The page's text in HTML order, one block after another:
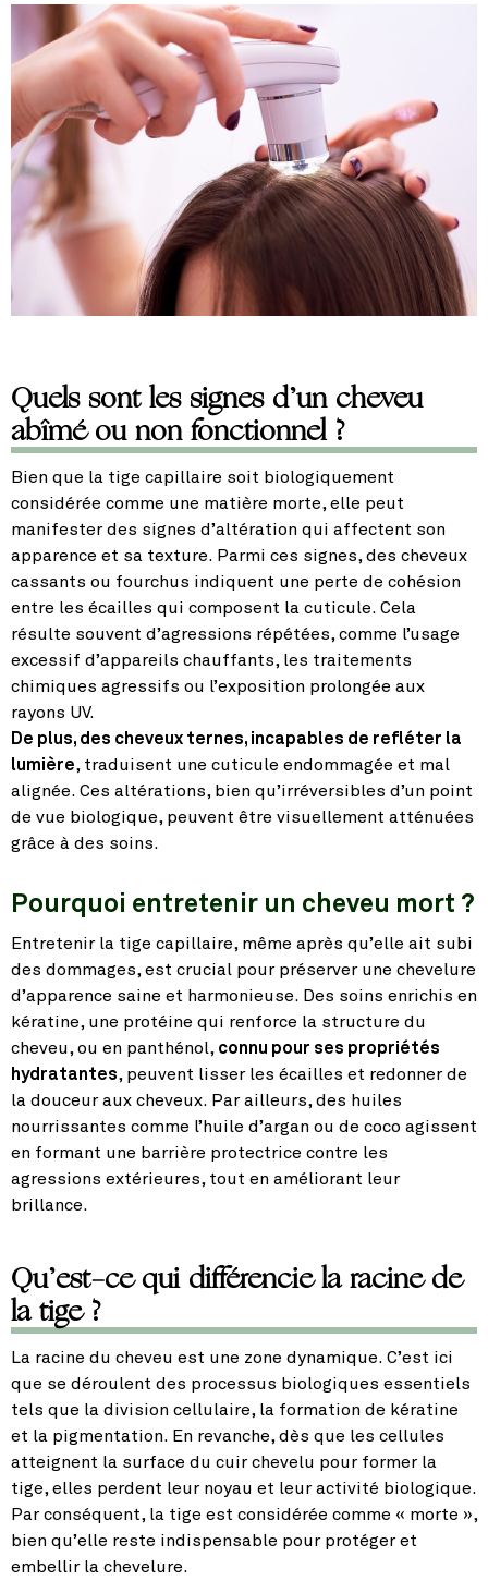
Quels sont les signes d’un cheveu
abîmé ou non fonctionnel ?
Bien que la tige capillaire soit biologiquement
considérée comme une matière morte, elle peut
manifester des signes d’altération qui affectent son
apparence et sa texture. Parmi ces signes, des cheveux
cassants ou fourchus indiquent une perte de cohésion
entre les écailles qui composent la cuticule. Cela
résulte souvent d’agressions répétées, comme l’usage
excessif d’appareils chauffants, les traitements
chimiques agressifs ou l’exposition prolongée aux
rayons UV.
De plus, des cheveux ternes, incapables de refléter la
lumière, traduisent une cuticule endommagée et mal
alignée. Ces altérations, bien qu’irréversibles d’un point
de vue biologique, peuvent être visuellement atténuées
grâce à des soins.
Pourquoi entretenir un cheveu mort ?
Entretenir la tige capillaire, même après qu’elle ait subi
des dommages, est crucial pour préserver une chevelure
d’apparence saine et harmonieuse. Des soins enrichis en
kératine, une protéine qui renforce la structure du
cheveu, ou en panthénol, connu pour ses propriétés
hydratantes, peuvent lisser les écailles et redonner de
la douceur aux cheveux. Par ailleurs, des huiles
nourrissantes comme l’huile d’argan ou de coco agissent
en formant une barrière protectrice contre les
agressions extérieures, tout en améliorant leur
brillance.
Qu’est-ce qui différencie la racine de
la tige ?
La racine du cheveu est une zone dynamique. C’est ici
que se déroulent des processus biologiques essentiels
tels que la division cellulaire, la formation de kératine
et la pigmentation. En revanche, dès que les cellules
atteignent la surface du cuir chevelu pour former la
tige, elles perdent leur noyau et leur activité biologique.
Par conséquent, la tige est considérée comme « morte »,
bien qu’elle reste indispensable pour protéger et
embellir la chevelure.